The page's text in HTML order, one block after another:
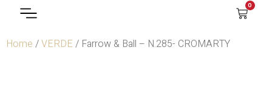
0
Home /VERDE / Farrow & Ball – N.285- CROMARTY